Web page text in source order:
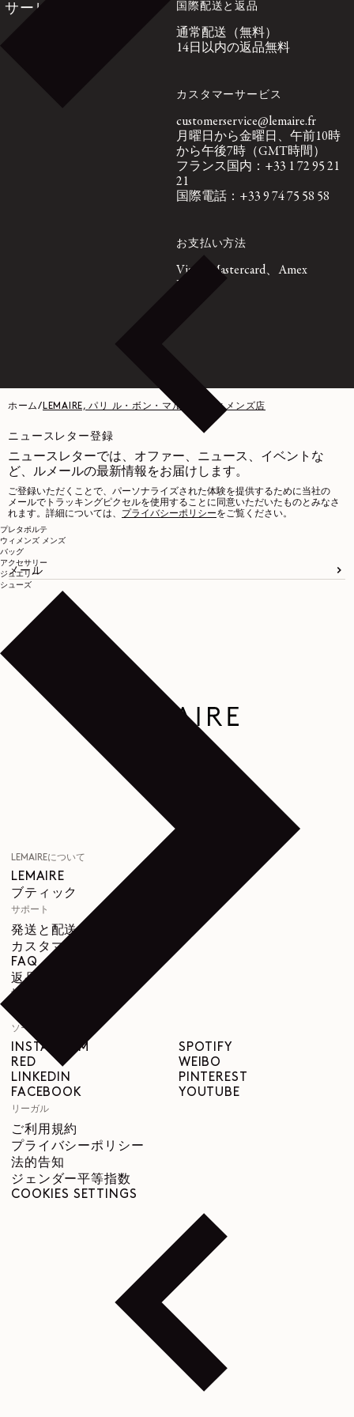
プレタポルテ
ウィメンズ メンズ
バッグ
アクセサリー
ジュエリー
シューズ
サービス 国際配送と返品
通常配送（無料）
14日以内の返品無料
カスタマーサービス
customerservice@lemaire.fr
月曜日から金曜日、午前10時
から午後7時（GMT時間）
フランス国内：+33 1 72 95 21
21
国際電話：+33 9 74 75 58 58
お支払い方法
Visa、Mastercard、Amex
Paypal
ホーム/ LEMAIRE, パリ ル・ボン・マルシェ ウィメンズ店
ニュースレター登録
ニュースレターでは、オファー、ニュース、イベントな
ど、ルメールの最新情報をお届けします。
ご登録いただくことで、パーソナライズされた体験を提供するために当社の
メールでトラッキングピクセルを使用することに同意いただいたものとみなさ
れます。詳細については、 プライバシーポリシーをご覧ください。
メール
LEMAIREについて
LEMAIRE
ブティック
サポート
発送と配送について
カスタマーサービス
FAQ
返品について
撤回の権利
トレーサビリティ
ソーシャル
INSTAGRAM
RED
LINKEDIN
FACEBOOK
SPOTIFY
WEIBO
PINTEREST
YOUTUBE
リーガル
ご利用規約
プライバシーポリシー
法的告知
ジェンダー平等指数
COOKIES SETTINGS